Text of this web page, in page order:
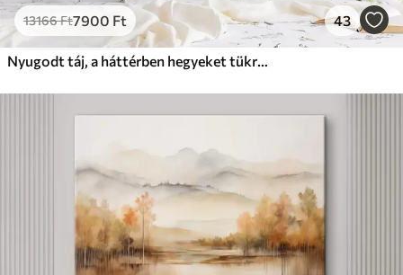
13166Ft7900 Ft 43
Nyugodt táj, a háttérben hegyeket tükröző tóval egy kis csónakkal a nyugodt vízen